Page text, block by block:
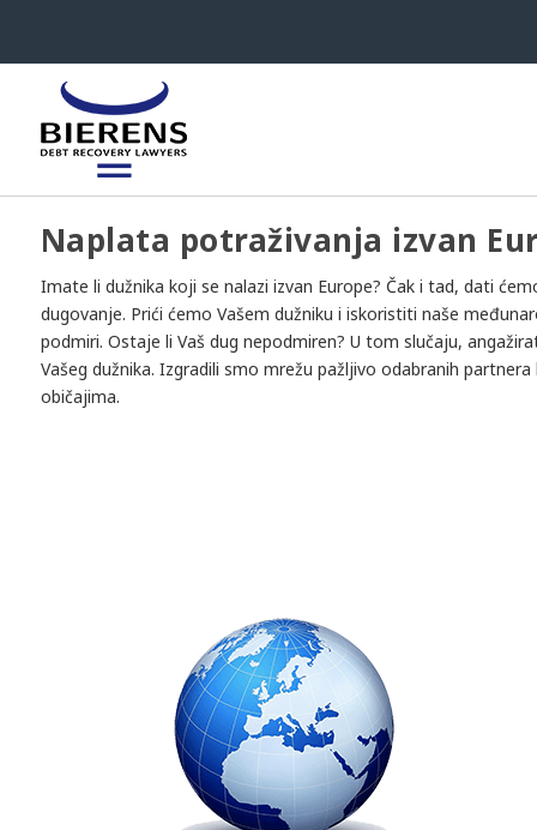
Naplata potraživanja izvan
Imate li dužnika koji se nalazi izvan Europe? Čak i tad, dati
dugovanje. Prići ćemo Vašem dužniku i iskoristiti naše
podmiri. Ostaje li Vaš dug nepodmiren? U tom slučaju,
Vašeg dužnika. Izgradili smo mrežu pažljivo odabranih
običajima.